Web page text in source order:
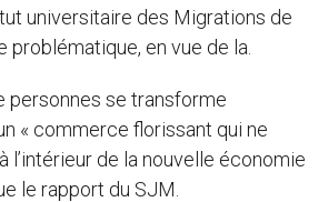
universitaire des Migrations de
problématique, en vue de la.
personnes se transforme
« commerce florissant qui ne
l’intérieur de la nouvelle économie
le rapport du SJM.